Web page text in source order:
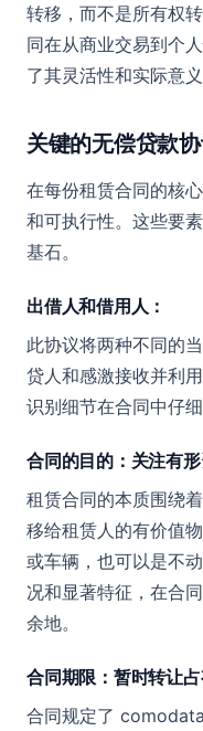
转移，而不是所有权
同在从商业交易到个
了其灵活性和实际意义
关键的无偿贷款
在每份租赁合同的核
和可执行性。这些要
基石。
出借人和借用人：
此协议将两种不同的
贷人和感激接收并利
识别细节在合同中仔
合同的目的：关注有
租赁合同的本质围绕
移给租赁人的有价值
或车辆，也可以是不
况和显著特征，在合
余地。
合同期限：暂时转让
合同规定了